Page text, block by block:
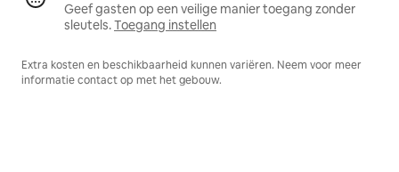
Geef gasten op een veilige manier toegang zonder
sleutels.Toegang instellen
Extra kosten en beschikbaarheid kunnen variëren. Neem voor meer
informatie contact op met het gebouw.